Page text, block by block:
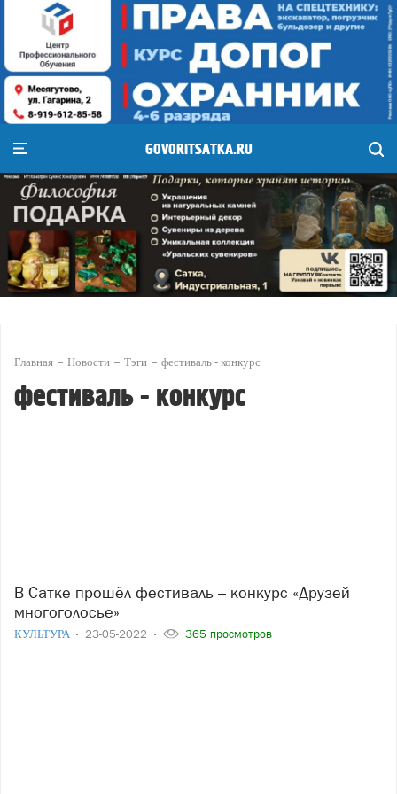
GOVORITSATKA.RU
Главная Новости Тэги фестиваль - конкурс
фестиваль - конкурс
В Сатке прошёл фестиваль – конкурс «Друзей
многоголосье»
КУЛЬТУРА 23-05-2022 365 просмотров